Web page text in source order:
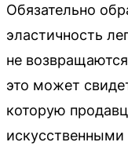
Обязательно
эластичность
не
это может
которую